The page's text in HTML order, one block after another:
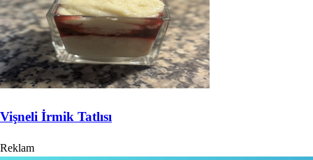
Vişneli İrmik Tatlısı
Reklam